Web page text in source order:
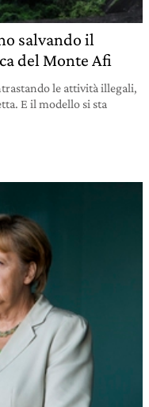
salvando il
del Monte Afi
le attività illegali,
E il modello si sta